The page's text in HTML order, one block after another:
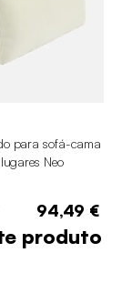
para sofá-cama
Neo
94,49 €
produto